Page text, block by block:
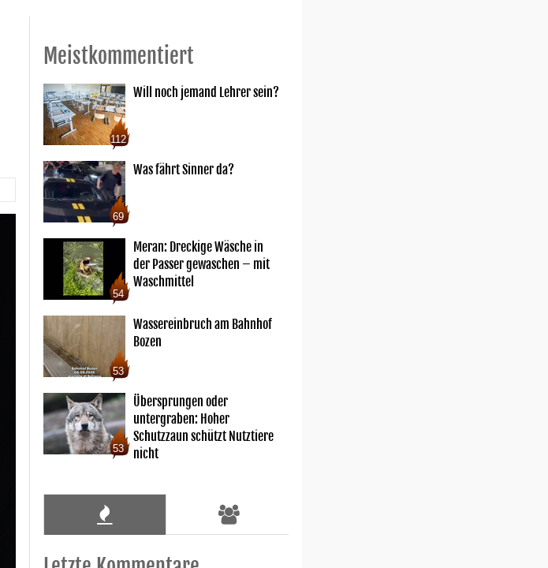
Meistkommentiert
112
Will noch jemand Lehrer sein?
69
Was fährt Sinner da?
54
Meran: Dreckige Wäsche in
der Passer gewaschen – mit
Waschmittel
53
Wassereinbruch am Bahnhof
Bozen
53
Übersprungen oder
untergraben: Hoher
Schutzzaun schützt Nutztiere
nicht